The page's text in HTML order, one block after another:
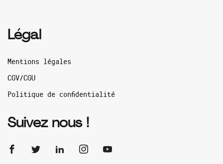
Légal
Mentions légales
CGV/CGU
Politique de confidentialité
Suivez nous !